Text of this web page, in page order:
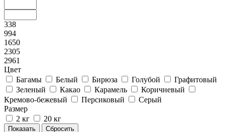
338
994
1650
2305
2961
Цвет
Багамы
Белый Бирюза Голубой
Графитовый
Зеленый
Какао Карамель
Коричневый
Кремово-бежевый
Персиковый
Серый
Размер
2 кг
20 кг